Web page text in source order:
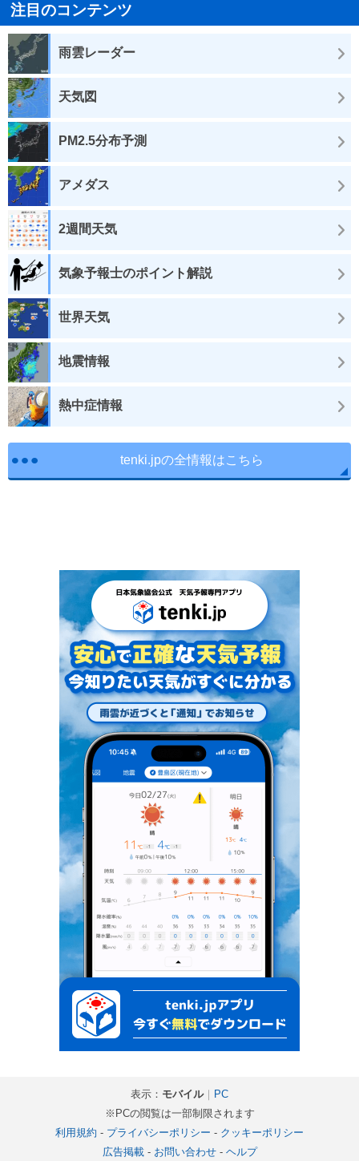
注目のコンテンツ
雨雲レーダー
天気図
PM2.5分布予測
アメダス
2週間天気
気象予報士のポイント解説
世界天気
地震情報
熱中症情報
tenki.jpの全情報はこちら
表示： モバイル｜ PC
※PCの閲覧は一部制限されます
利用規約 - プライバシーポリシー - クッキーポリシー
広告掲載- お問い合わせ- ヘルプ